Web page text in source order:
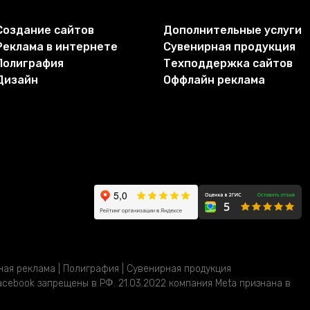
сайтов
в интернете
Дополнительные услуги
Сувенирная продукция
Техподдержка сайтов​
Оффлайн реклама
реклама | Полиграфия | Сувенирная продукция
запрещены в РФ. 21.03.2022 компания Meta признана в